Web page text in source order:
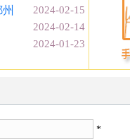
2024-02-15
2024-02-14
2024-01-23
*